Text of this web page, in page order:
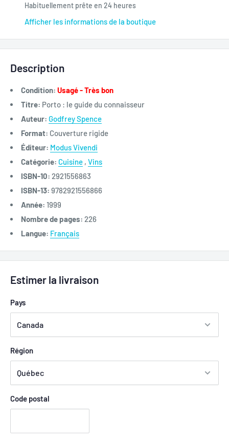
Habituellement prête en 24 heures
Afficher les informations de la boutique
Description
Condition: Usagé - Très bon
Titre: Porto : le guide du connaisseur
Auteur: Godfrey Spence
Format: Couverture rigide
Éditeur: Modus Vivendi
Catégorie: Cuisine , Vins
ISBN-10: 2921556863
ISBN-13: 9782921556866
Année: 1999
Nombre de pages: 226
Langue: Français
Estimer la livraison
Pays
Région
Code postal